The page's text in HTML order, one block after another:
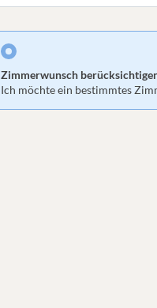
Zimmerwunsch
Ich möchte ein bestimmtes